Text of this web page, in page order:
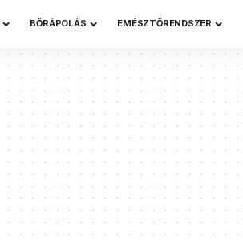
BŐRÁPOLÁS EMÉSZTŐRENDSZER